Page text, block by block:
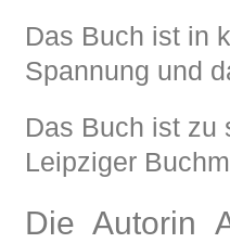
Das Buch ist in
Spannung und
Das Buch ist zu
Leipziger
Die Autorin